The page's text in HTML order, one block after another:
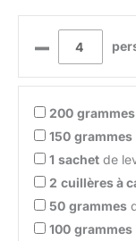
–
200 grammes
150 grammes
1 sachet de
2 cuillères à
50 grammes
100 grammes